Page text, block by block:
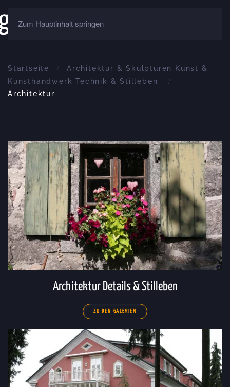
Zum Hauptinhalt springen
Startseite
Architektur & Skulpturen Kunst &
Kunsthandwerk Technik & Stilleben
Architektur
Architektur Details & Stilleben
ZU DEN GALERIEN